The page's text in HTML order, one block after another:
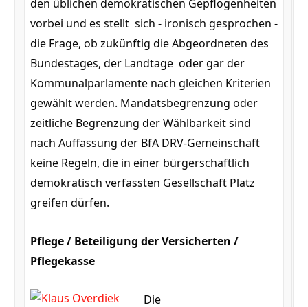
den üblichen demokratischen Gepflogenheiten
vorbei und es stellt sich - ironisch gesprochen -
die Frage, ob zukünftig die Abgeordneten des
Bundestages, der Landtage oder gar der
Kommunalparlamente nach gleichen Kriterien
gewählt werden. Mandatsbegrenzung oder
zeitliche Begrenzung der Wählbarkeit sind
nach Auffassung der BfA DRV-Gemeinschaft
keine Regeln, die in einer bürgerschaftlich
demokratisch verfassten Gesellschaft Platz
greifen dürfen.
Pflege / Beteiligung der Versicherten /
Pflegekasse
Die